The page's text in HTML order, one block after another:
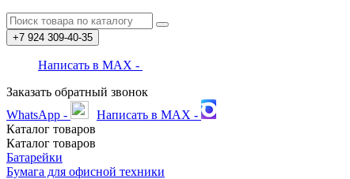
+7 924 309-40-35
Написать в MAX -
Заказать обратный звонок
WhatsApp -
Написать в MAX -
Каталог товаров
Каталог товаров
Батарейки
Бумага для офисной техники